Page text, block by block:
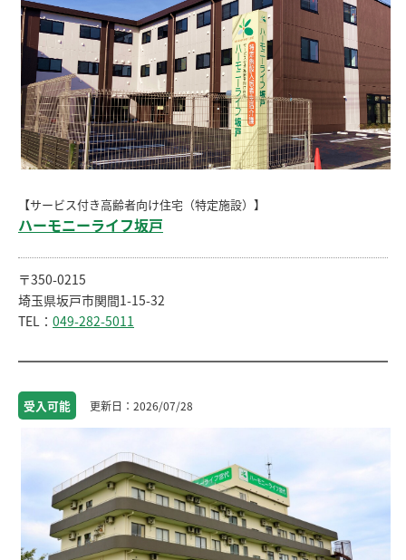
【サービス付き高齢者向け住宅（特定施設）】
ハーモニーライフ坂戸
〒350-0215
埼玉県坂戸市関間1-15-32
TEL： 049-282-5011
受入可能 2026/07/28